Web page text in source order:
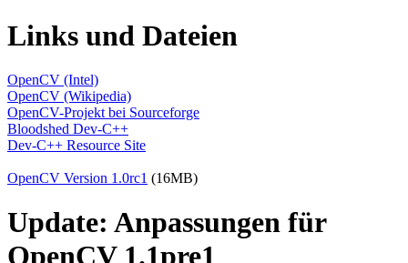
Links und Dateien
OpenCV (Intel)
OpenCV (Wikipedia)
OpenCV-Projekt bei Sourceforge
Bloodshed Dev-C++
Dev-C++ Resource Site
OpenCV Version 1.0rc1 (16MB)
Update: Anpassungen für
OpenCV 1.1pre1